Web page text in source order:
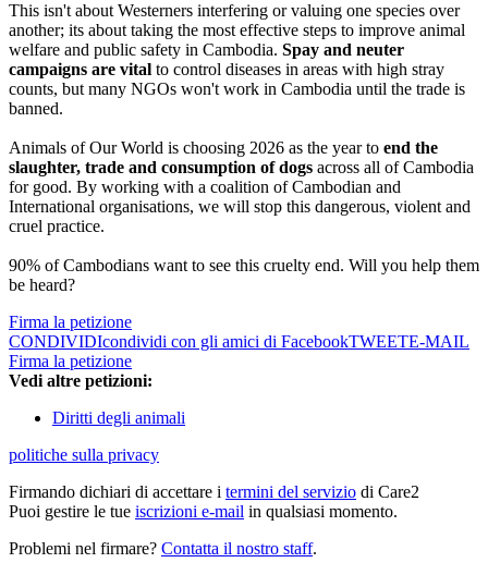
This isn't about Westerners interfering or valuing one species over
another; its about taking the most effective steps to improve animal
welfare and public safety in Cambodia. Spay and neuter
campaigns are vital to control diseases in areas with high stray
counts, but many NGOs won't work in Cambodia until the trade is
banned.
Animals of Our World is choosing 2026 as the year to end the
slaughter, trade and consumption of dogs across all of Cambodia
for good. By working with a coalition of Cambodian and
International organisations, we will stop this dangerous, violent and
cruel practice.
90% of Cambodians want to see this cruelty end. Will you help them
be heard?
Firma la petizione
CONDIVIDIcondividi con gli amici di FacebookTWEETE-MAIL
Firma la petizione
Vedi altre petizioni:
Diritti degli animali
politiche sulla privacy
Firmando dichiari di accettare i termini del servizio di Care2
Puoi gestire le tue iscrizioni e-mail in qualsiasi momento.
Problemi nel firmare? Contatta il nostro staff.